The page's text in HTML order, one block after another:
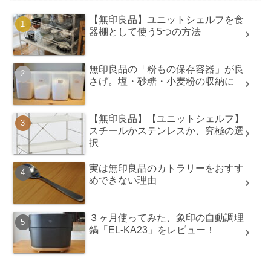
【無印良品】ユニットシェルフを食
器棚として使う5つの方法
無印良品の「粉もの保存容器」が良
さげ。塩・砂糖・小麦粉の収納に
【無印良品】【ユニットシェルフ】
スチールかステンレスか、究極の選
択
実は無印良品のカトラリーをおすす
めできない理由
３ヶ月使ってみた、象印の自動調理
鍋「EL-KA23」をレビュー！